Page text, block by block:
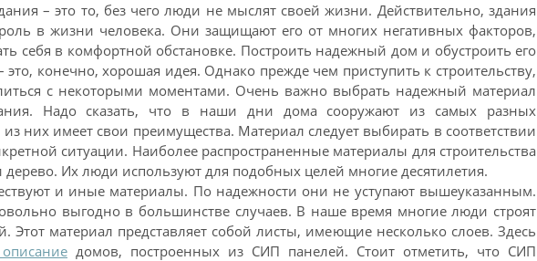
– это то, без чего люди не мыслят своей жизни. Действительно, здания
в жизни человека. Они защищают его от многих негативных факторов,
себя в комфортной обстановке. Построить надежный дом и обустроить его
это, конечно, хорошая идея. Однако прежде чем приступить к строительству,
с некоторыми моментами. Очень важно выбрать надежный материал
Надо сказать, что в наши дни дома сооружают из самых разных
них имеет свои преимущества. Материал следует выбирать в соответствии
ситуации. Наиболее распространенные материалы для строительства
дерево. Их люди используют для подобных целей многие десятилетия.
и иные материалы. По надежности они не уступают вышеуказанным.
выгодно в большинстве случаев. В наше время многие люди строят
Этот материал представляет собой листы, имеющие несколько слоев. Здесь
домов, построенных из СИП панелей. Стоит отметить, что СИП